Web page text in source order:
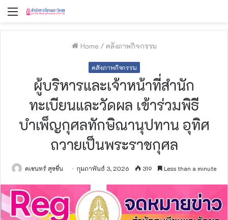
Menu
Home / คลังภาพกิจกรรม
คลังภาพกิจกรรม
ผู้บริหารและเจ้าหน้าที่สำนัก
ทะเบียนและวัดผล เข้าร่วมพิธี
บำเพ็ญกุศลทักษิณานุปทาน อุทิศ
ถวายเป็นพระราชกุศล
คเชนทร์ สุขชื่น กุมภาพันธ์ 3, 2026 319 Less than a minute